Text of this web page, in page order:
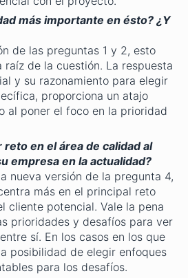
más importante en ésto? ¿Y
de las preguntas 1 y 2, esto
raíz de la cuestión. La respuesta
y su razonamiento para elegir
proporciona un atajo
al poner el foco en la prioridad
reto en el área de calidad al
empresa en la actualidad?
nueva versión de la pregunta 4,
más en el principal reto
cliente potencial. Vale la pena
prioridades y desafíos para ver
sí. En los casos en los que
posibilidad de elegir enfoques
para los desafíos.